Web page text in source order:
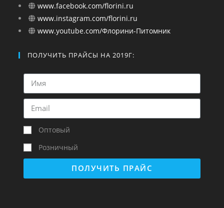
www.facebook.com/florini.ru
www.instagram.com/florini.ru
www.youtube.com/Флорини-Питомник
ПОЛУЧИТЬ ПРАЙСЫ НА 2019Г:
Оптовый
Розничный
ПОЛУЧИТЬ ПРАЙС